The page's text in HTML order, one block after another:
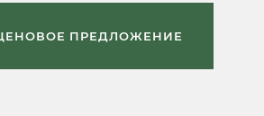
ПРЕДЛОЖЕНИЕ